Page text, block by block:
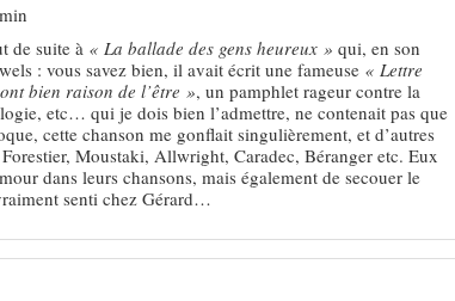
de suite à « La ballade des gens heureux » qui, en son
: vous savez bien, il avait écrit une fameuse « Lettre
bien raison de l’être », un pamphlet rageur contre la
etc… qui je dois bien l’admettre, ne contenait pas que
cette chanson me gonflait singulièrement, et d’autres
Moustaki, Allwright, Caradec, Béranger etc. Eux
dans leurs chansons, mais également de secouer le
senti chez Gérard…